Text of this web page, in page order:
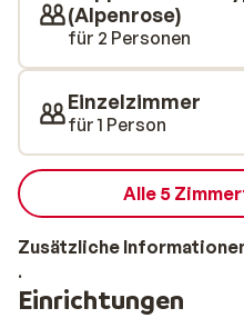
(Alpenrose)
für 2 Personen
Einzelzimmer
für 1 Person
Alle 5
Zusätzliche
.
Einrichtungen